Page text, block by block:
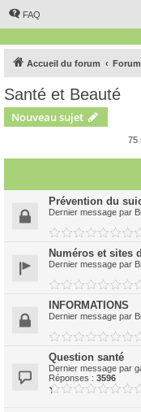
FAQ
Accueil du forum
Santé et Beauté
Nouveau sujet
75
Prévention du
Dernier message par
Numéros et sites
Dernier message par
INFORMATIONS
Dernier message par
Question santé
Dernier message par
Réponses : 3596